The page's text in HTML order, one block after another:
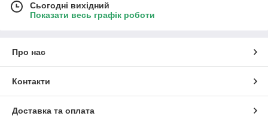
Сьогодні вихідний
Показати весь графік роботи
Про нас
Контакти
Доставка та оплата